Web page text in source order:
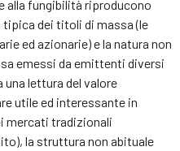
alla fungibilità riproducono
tipica dei titoli di massa (le
ed azionarie) e la natura non
emessi da emittenti diversi
lettura del valore
utile ed interessante in
mercati tradizionali
la struttura non abituale